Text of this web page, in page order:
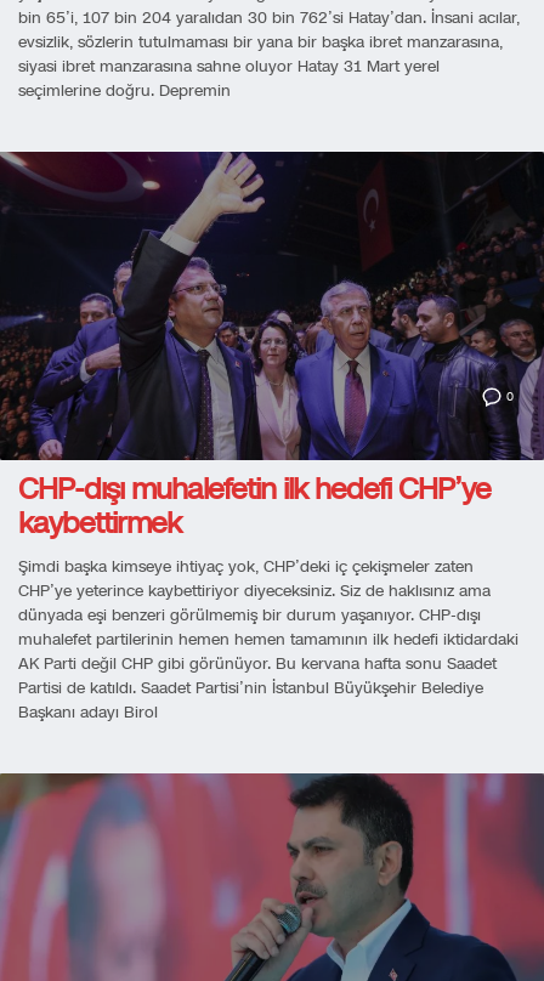
bin 65’i, 107 bin 204 yaralıdan 30 bin 762’si Hatay’dan. İnsani acılar,
evsizlik, sözlerin tutulmaması bir yana bir başka ibret manzarasına,
siyasi ibret manzarasına sahne oluyor Hatay 31 Mart yerel
seçimlerine doğru. Depremin
0
CHP-dışı muhalefetin ilk hedefi CHP’ye
kaybettirmek
Şimdi başka kimseye ihtiyaç yok, CHP’deki iç çekişmeler zaten
CHP’ye yeterince kaybettiriyor diyeceksiniz. Siz de haklısınız ama
dünyada eşi benzeri görülmemiş bir durum yaşanıyor. CHP-dışı
muhalefet partilerinin hemen hemen tamamının ilk hedefi iktidardaki
AK Parti değil CHP gibi görünüyor. Bu kervana hafta sonu Saadet
Partisi de katıldı. Saadet Partisi’nin İstanbul Büyükşehir Belediye
Başkanı adayı Birol